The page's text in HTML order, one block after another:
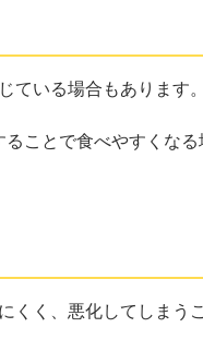
ている場合もあります。
ことで食べやすくなる
く、悪化してしまう